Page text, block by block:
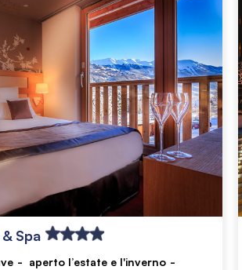
Spa
aperto l’estate e l'inverno